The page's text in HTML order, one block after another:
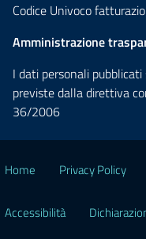
Codice Univoco
Amministrazione
I dati personali
previste dalla direttiva
36/2006
Home Privacy Policy
Accessibilità